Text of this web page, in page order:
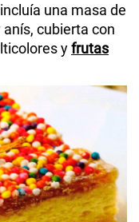
una masa de
cubierta con
yfrutas